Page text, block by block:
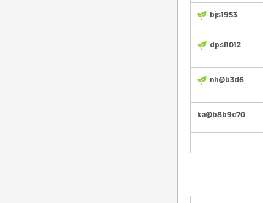
bjs1953
dpsl1012
nh@b3d6
ka@b8b9c70